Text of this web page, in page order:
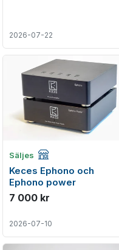
2026-07-22
Säljes Företagsannons
Keces Ephono och
Ephono power
7 000 kr
2026-07-10